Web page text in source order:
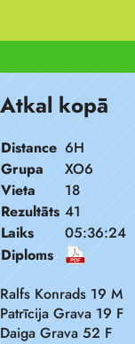
Atkal kopā
Distance 6H
Grupa
XO6
Vieta
18
Rezultāts 41
Laiks
05:36:24
Diploms
Ralfs Konrads 19 M
Patrīcija Grava 19 F
Daiga Grava 52 F